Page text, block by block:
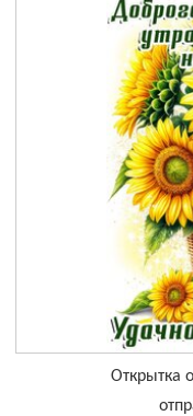
Открытка